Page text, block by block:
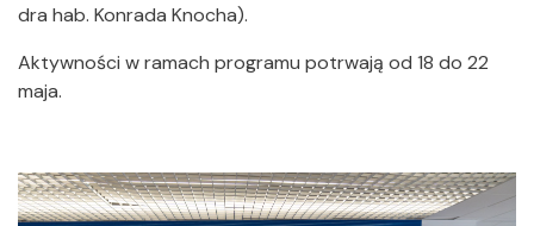
dra hab. Konrada Knocha).
Aktywności w ramach programu potrwają od 18 do 22
maja.